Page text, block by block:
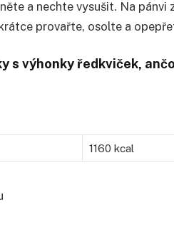
a nechte vysušit. Na
provařte, osolte a
s výhonky ředkviček,
1160 kcal